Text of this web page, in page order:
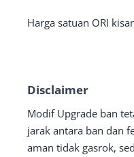
Harga satuan ORI
Disclaimer
Modif Upgrade ban
jarak antara ban dan
aman tidak gasrok,